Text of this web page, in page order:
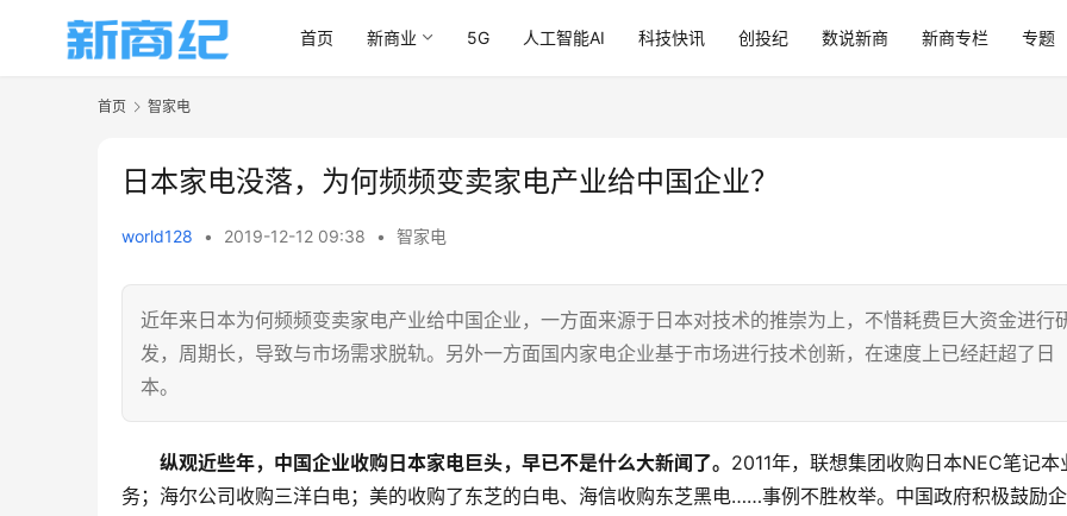
首页 新商业 5G 人工智能AI 科技快讯 创投纪 数说新商 新商专栏 专题
首页 智家电
日本家电没落，为何频频变卖家电产业给中国企业？
world128 • 2019-12-12 09:38 • 智家电
近年来日本为何频频变卖家电产业给中国企业，一方面来源于日本对技术的推崇为上，不惜耗费巨大资金进行
发，周期长，导致与市场需求脱轨。另外一方面国内家电企业基于市场进行技术创新，在速度上已经赶超了日
本。
纵观近些年，中国企业收购日本家电巨头，早已不是什么大新闻了。 2011年，联想集团收购日本NEC笔记本
务；海尔公司收购三洋白电；美的收购了东芝的白电、海信收购东芝黑电……事例不胜枚举。中国政府积极鼓励